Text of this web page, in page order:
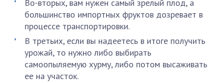
Во-вторых, вам нужен самый зрелый плод, а
большинство импортных фруктов дозревает в
процессе транспортировки.
В третьих, если вы надеетесь в итоге получить
урожай, то нужно либо выбирать
самоопыляемую хурму, либо потом высаживать
ее на участок.